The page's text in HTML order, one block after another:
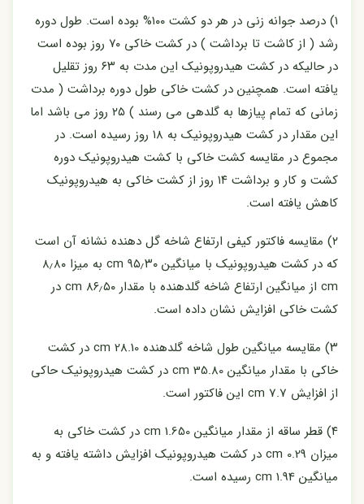
۱) درصد جوانه زنی در هر دو کشت ۱۰۰% بوده است. طول دوره
رشد ( از کاشت تا برداشت ) در کشت خاکی ۷۰ روز بوده است
در حالیکه در کشت هیدروپونیک این مدت به ۶۳ روز تقلیل
یافته است. همچنین در کشت خاکی طول دوره برداشت ( مدت
زمانی که تمام پیازها به گلدهی می رسند ) ۲۵ روز می باشد اما
این مقدار در کشت هیدروپونیک به ۱۸ روز رسیده است. در
مجموع در مقایسه کشت خاکی با کشت هیدروپونیک دوره
کشت و کار و برداشت ۱۴ روز از کشت خاکی به هیدروپونیک
کاهش یافته است.
۲) مقایسه فاکتور کیفی ارتفاع شاخه گل دهنده نشانه آن است
که در کشت هیدروپونیک با میانگین ۹۵٫۳۰ cm به میزا ۸٫۸۰
cm از میانگین ارتفاع شاخه گلدهنده با مقدار ۸۶٫۵۰ cm در
کشت خاکی افزایش نشان داده است.
۳) مقایسه میانگین طول شاخه گلدهنده cm 28.10 در کشت
خاکی با مقدار میانگین cm 35.80 در کشت هیدروپونیک حاکی
از افزایش cm 7.7 این فاکتور است.
۴) قطر ساقه از مقدار میانگین cm 1.650 در کشت خاکی به
میزان cm 0.29 در کشت هیدروپونیک افزایش داشته یافته و به
میانگین cm 1.94 رسیده است.